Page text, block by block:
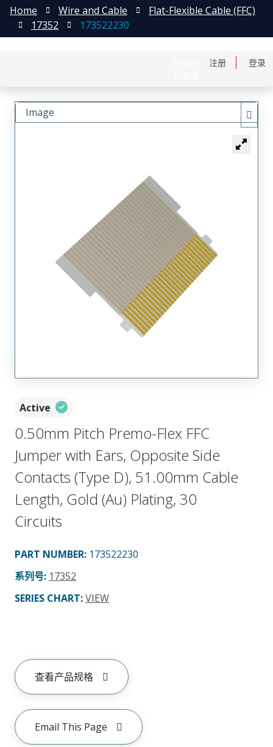
注册 登录
Home Wire and Cable
Flat-Flexible Cable (FFC)
17352
173522230
Active
0.50mm Pitch Premo-Flex FFC
Jumper with Ears, Opposite Side
Contacts (Type D), 51.00mm Cable
Length, Gold (Au) Plating, 30
Circuits
PART NUMBER: 173522230
系列号: 17352
SERIES CHART:VIEW
查看产品规格
Email This Page
Image